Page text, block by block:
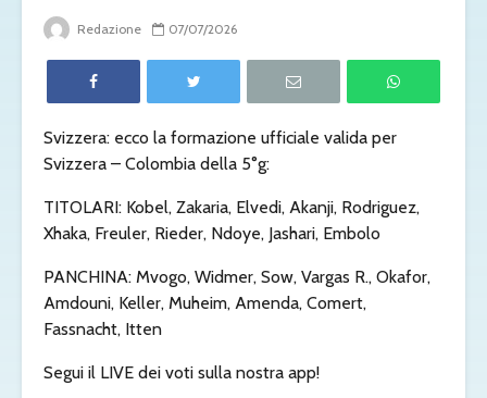
Redazione 07/07/2026
Svizzera: ecco la formazione ufficiale valida per
Svizzera – Colombia della 5°g:
TITOLARI: Kobel, Zakaria, Elvedi, Akanji, Rodriguez,
Xhaka, Freuler, Rieder, Ndoye, Jashari, Embolo
PANCHINA: Mvogo, Widmer, Sow, Vargas R., Okafor,
Amdouni, Keller, Muheim, Amenda, Comert,
Fassnacht, Itten
Segui il LIVE dei voti sulla nostra app!